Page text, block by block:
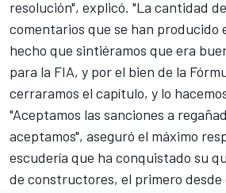
resolución", explicó. "La cantidad
comentarios que se han producido
hecho que sintiéramos que era
para la FIA, y por el bien de la
cerraramos el capítulo, y lo
"Aceptamos las sanciones a
aceptamos", aseguró el máximo
escudería que ha conquistado su
de constructores, el primero desde